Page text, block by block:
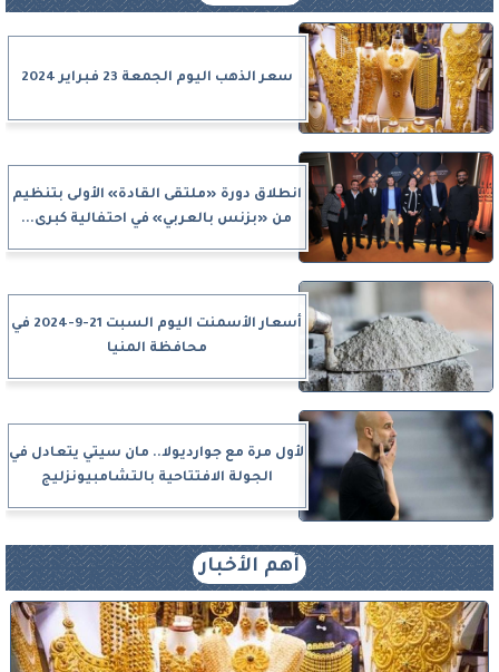
سعر الذهب اليوم الجمعة 23 فبراير 2024
انطلاق دورة «ملتقى القادة» الأولى بتنظيم
من «بزنس بالعربي» في احتفالية كبرى...
أسعار الأسمنت اليوم السبت 21-9-2024 في
محافظة المنيا
لأول مرة مع جوارديولا.. مان سيتي يتعادل في
الجولة الافتتاحية بالتشامبيونزليج
أهم الأخبار